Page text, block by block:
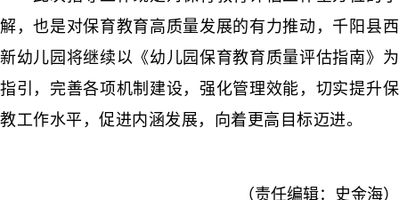
解，也是对保育教育高质量发展的有力推动，千阳县西
新幼儿园将继续以《幼儿园保育教育质量评估指南》为
指引，完善各项机制建设，强化管理效能，切实提升保
教工作水平，促进内涵发展，向着更高目标迈进。
（责任编辑：史金海）